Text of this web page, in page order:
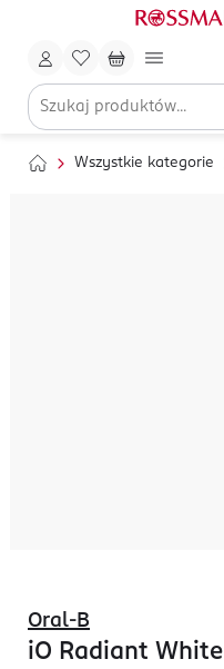
Wszystkie kategorie
Oral-B
iO Radiant White